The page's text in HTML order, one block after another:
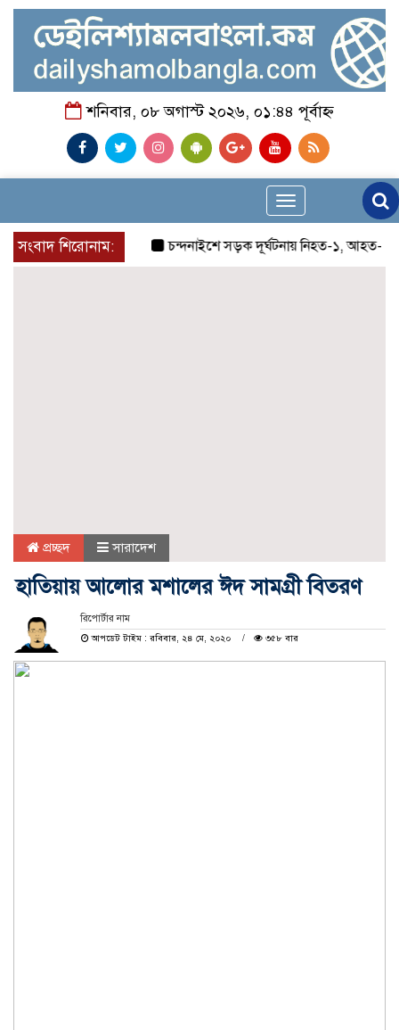
শনিবার, ০৮ অগাস্ট ২০২৬, ০১:৪৪ পূর্বাহ্ন
Toggle
navigation
সংবাদ শিরোনাম:
চন্দনাইশে সড়ক দূর্ঘটনায় নিহত-১, আহত-২
প্রচ্ছদ সারাদেশ
হাতিয়ায় আলোর মশালের ঈদ সামগ্রী বিতরণ
রিপোর্টার নাম
আপডেট টাইম : রবিবার, ২৪ মে, ২০২০
৩৫৮ বার